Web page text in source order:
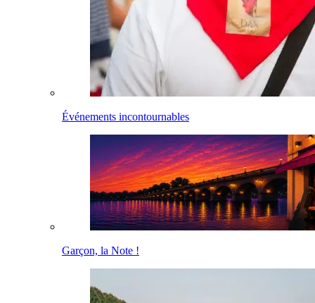
Événements incontournables
Garçon, la Note !